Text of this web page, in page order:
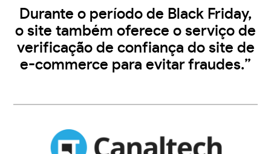
Durante o período de Black Friday,
o site também oferece o serviço de
verificação de confiança do site de
e-commerce para evitar fraudes.”